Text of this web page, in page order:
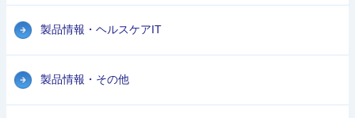
製品情報・ヘルスケアIT
製品情報・その他